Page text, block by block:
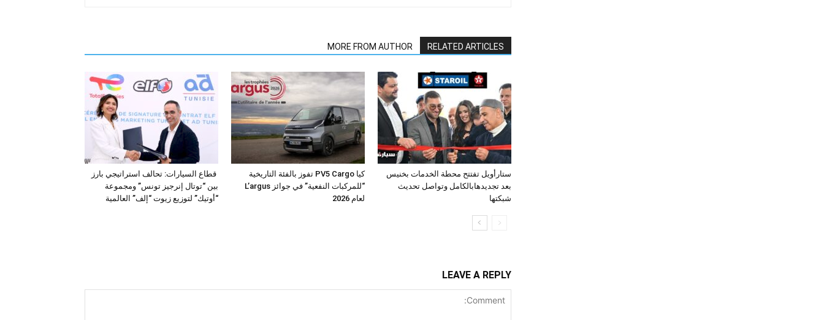
RELATED ARTICLES
MORE FROM AUTHOR
قطاع السيارات: تحالف استراتيجي بارز
بين “توتال إنرجيز تونس” ومجموعة
“أوتيك” لتوزيع زيوت “إلف” العالمية
كيا PV5 Cargo تفوز بالفئة التاريخية
“للمركبات النفعية” في جوائز L’argus
لعام 2026
ستارأويل تفتتح محطة الخدمات بخنيس
بعد تجديدهابالكامل وتواصل تحديث
شبكتها
LEAVE A REPLY